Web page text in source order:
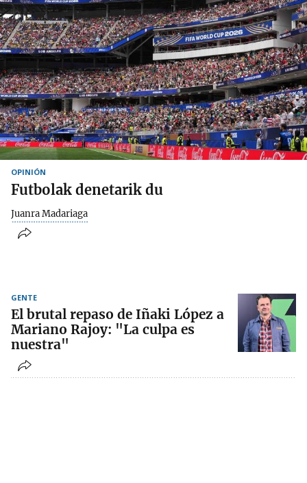
OPINIÓN
Futbolak denetarik du
Juanra Madariaga
GENTE
El brutal repaso de Iñaki López a
Mariano Rajoy: "La culpa es
nuestra"